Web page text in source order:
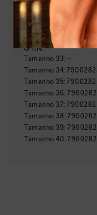
País de origem: Brasil
Indústria Brasileira
NCM:
64029990
GTIN:
Tamanho 33:—
Tamanho 34:
Tamanho 35:
Tamanho 36:
Tamanho 37:
Tamanho 38:
Tamanho 39:
Tamanho40: